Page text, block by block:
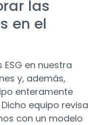
las
en el
en nuestra
y, además,
enteramente
equipo revisa
con un modelo